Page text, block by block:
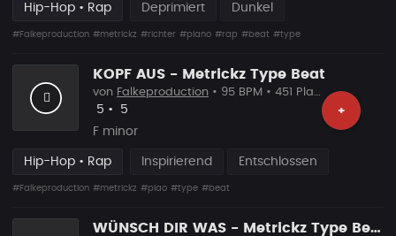
Hip-Hop • Rap Deprimiert Dunkel
#Falkeproduction #metrickz #richter #piano #rap #beat #type
KOPF AUS - Metrickz Type Beat
+
von Falkeproduction • 95 BPM • 451 Plays
Likes
5 • Vorgeschlagen
5
F minor
Hip-Hop • Rap Inspirierend Entschlossen
#Falkeproduction #metrickz #piao #type #beat
WÜNSCH DIR WAS - Metrickz Type Beat